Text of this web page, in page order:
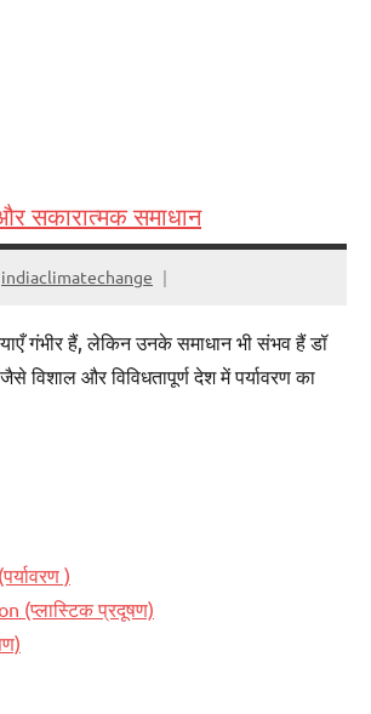
सकारात्मक समाधान
indiaclimatechange
गंभीर हैं, लेकिन उनके समाधान भी संभव हैं डॉ
जैसे विशाल और विविधतापूर्ण देश में पर्यावरण का
)
(प्लास्टिक प्रदूषण)